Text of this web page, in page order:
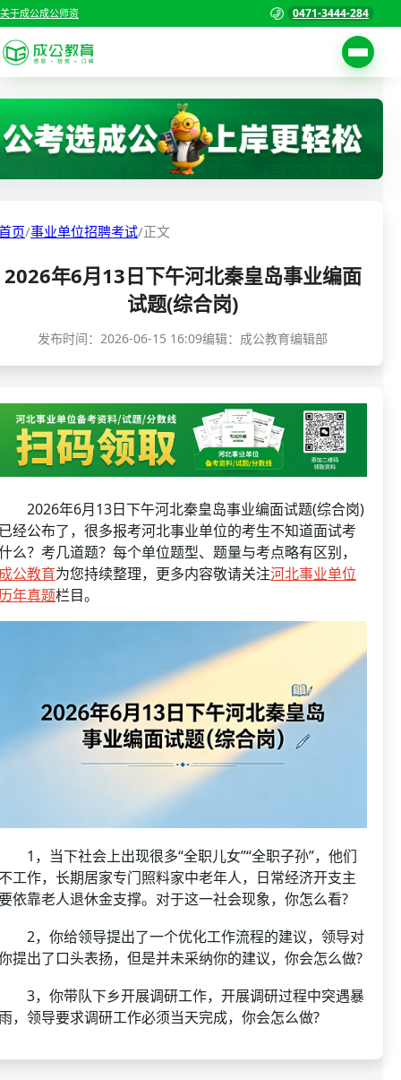
关于成公成公师资 0471-3444-284
考试公告
职位表
准考证打印
成绩查询
分数线
资格复审
面试补录
历年真题
首页
国家公务员考试
三支一扶考试
警察/辅警考试
国企/银行考试
页/事业单位招聘考试/正文
2026年6月13日下午河北秦皇岛事业编面
试题(综合岗)
发布时间： 2026-06-15 16:09编辑：成公教育编辑部
年6月13日下午河北秦皇岛事业编面试题(综合岗)
经公布了，很多报考河北事业单位的考生不知道面试考
么？考几道题？每个单位题型、题量与考点略有区别，
公教育为您持续整理，更多内容敬请关注河北事业单位
年真题栏目。
，当下社会上出现很多“全职儿女”“全职子孙”，他们
工作，长期居家专门照料家中老年人，日常经济开支主
依靠老人退休金支撑。对于这一社会现象，你怎么看?
，你给领导提出了一个优化工作流程的建议，领导对
提出了口头表扬，但是并未采纳你的建议，你会怎么做?
，你带队下乡开展调研工作，开展调研过程中突遇暴
，领导要求调研工作必须当天完成，你会怎么做?